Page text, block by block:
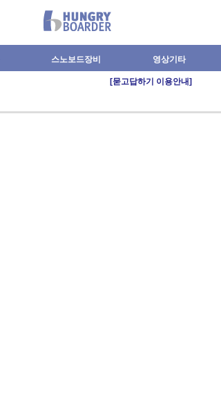
스노보드장비 영상기타
[묻고답하기 이용안내]